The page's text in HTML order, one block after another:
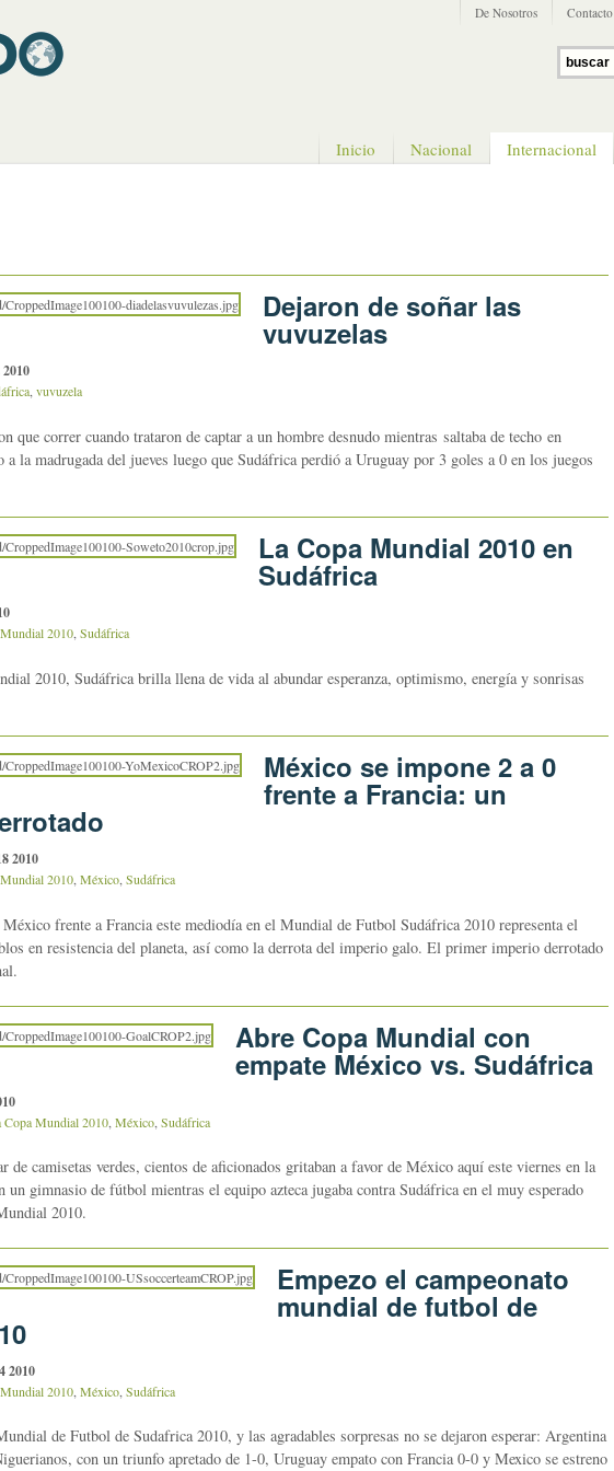
De Nosotros Contacto
Inicio Nacional Internacional
Dejaron de soñar las
vuvuzelas
vuvuzela
que correr cuando trataron de captar a un hombre desnudo mientras saltaba de techo en
a la madrugada del jueves luego que Sudáfrica perdió a Uruguay por 3 goles a 0 en los juegos
La Copa Mundial 2010 en
Sudáfrica
2010 Sudáfrica
2010, Sudáfrica brilla llena de vida al abundar esperanza, optimismo, energía y sonrisas
México se impone 2 a 0
frente a Francia: un
2010
2010,México,Sudáfrica
frente a Francia este mediodía en el Mundial de Futbol Sudáfrica 2010 representa el
en resistencia del planeta, así como la derrota del imperio galo. El primer imperio derrotado
Abre Copa Mundial con
empate México vs. Sudáfrica
Copa Mundial 2010 México Sudáfrica
camisetas verdes, cientos de aficionados gritaban a favor de México aquí este viernes en la
un gimnasio de fútbol mientras el equipo azteca jugaba contra Sudáfrica en el muy esperado
2010.
Empezo el campeonato
mundial de futbol de
2010
2010 México Sudáfrica
de Futbol de Sudafrica 2010, y las agradables sorpresas no se dejaron esperar: Argentina
con un triunfo apretado de 1-0, Uruguay empato con Francia 0-0 y Mexico se estreno